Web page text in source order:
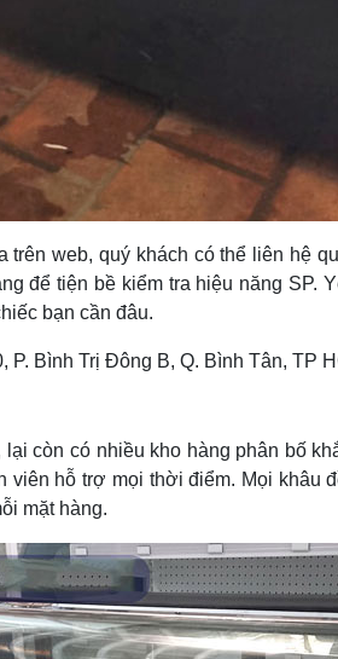
trên web, quý khách có thể liên hệ
để tiện bề kiểm tra hiệu năng SP.
bạn cần đâu.
P. Bình Trị Đông B, Q. Bình Tân, TP
còn có nhiều kho hàng phân bố
viên hỗ trợ mọi thời điểm. Mọi khâu
mặt hàng.